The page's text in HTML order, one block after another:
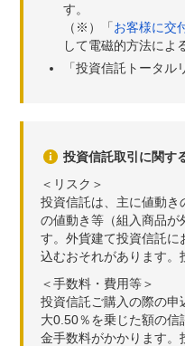
す。
（※）「お客様に交
して電磁的方法によ
「投資信託トータ
投資信託取引に関す
＜リスク＞
投資信託は、主に値動
の値動き等（組入商品
す。外貨建て投資信託
込むおそれがあります
＜手数料・費用等＞
投資信託ご購入の際の申
大0.50％を乗じた額の
金手数料がかかります